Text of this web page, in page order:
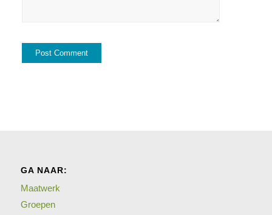
GA NAAR:
Maatwerk
Groepen